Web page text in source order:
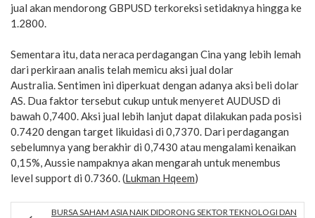
jual akan mendorong GBPUSD terkoreksi setidaknya hingga ke
1.2800.
Sementara itu, data neraca perdagangan Cina yang lebih lemah
dari perkiraan analis telah memicu aksi jual dolar
Australia. Sentimen ini diperkuat dengan adanya aksi beli dolar
AS. Dua faktor tersebut cukup untuk menyeret AUDUSD di
bawah 0,7400. Aksi jual lebih lanjut dapat dilakukan pada posisi
0.7420 dengan target likuidasi di 0,7370. Dari perdagangan
sebelumnya yang berakhir di 0,7430 atau mengalami kenaikan
0,15%, Aussie nampaknya akan mengarah untuk menembus
level support di 0.7360. (Lukman Hqeem)
BURSA SAHAM ASIA NAIK DIDORONG SEKTOR TEKNOLOGI DAN